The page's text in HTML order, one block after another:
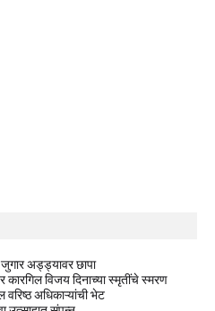
जुगार अड्ड्यावर छापा
विजय दिनाच्या स्मृतींचे स्मरण
अधिकाऱ्यांची भेट